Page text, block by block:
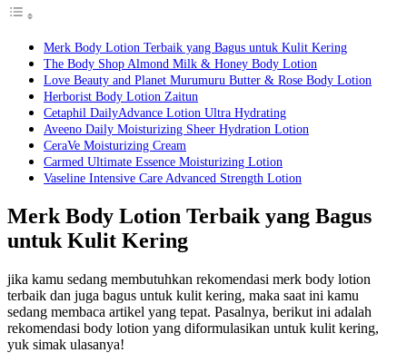
Merk Body Lotion Terbaik yang Bagus untuk Kulit Kering
The Body Shop Almond Milk & Honey Body Lotion
Love Beauty and Planet Murumuru Butter & Rose Body Lotion
Herborist Body Lotion Zaitun
Cetaphil DailyAdvance Lotion Ultra Hydrating
Aveeno Daily Moisturizing Sheer Hydration Lotion
CeraVe Moisturizing Cream
Carmed Ultimate Essence Moisturizing Lotion
Vaseline Intensive Care Advanced Strength Lotion
Merk Body Lotion Terbaik yang Bagus
untuk Kulit Kering
jika kamu sedang membutuhkan rekomendasi merk body lotion
terbaik dan juga bagus untuk kulit kering, maka saat ini kamu
sedang membaca artikel yang tepat. Pasalnya, berikut ini adalah
rekomendasi body lotion yang diformulasikan untuk kulit kering,
yuk simak ulasanya!